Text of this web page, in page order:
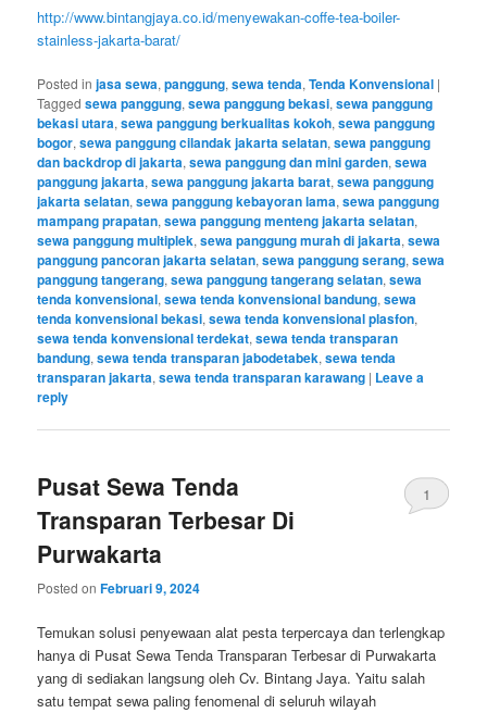
http://www.bintangjaya.co.id/menyewakan-coffe-tea-boiler-
stainless-jakarta-barat/
Posted in jasa sewa,panggung,sewa tenda,Tenda Konvensional |
Tagged sewa panggung,sewa panggung bekasi,sewa panggung
bekasi utara,sewa panggung berkualitas kokoh,sewa panggung
bogor,sewa panggung cilandak jakarta selatan,sewa panggung
dan backdrop di jakarta,sewa panggung dan mini garden,sewa
panggung jakarta,sewa panggung jakarta barat,sewa panggung
jakarta selatan,sewa panggung kebayoran lama,sewa panggung
mampang prapatan,sewa panggung menteng jakarta selatan,
sewa panggung multiplek,sewa panggung murah di jakarta,sewa
panggung pancoran jakarta selatan,sewa panggung serang,sewa
panggung tangerang,sewa panggung tangerang selatan,sewa
tenda konvensional,sewa tenda konvensional bandung,sewa
tenda konvensional bekasi,sewa tenda konvensional plasfon,
sewa tenda konvensional terdekat,sewa tenda transparan
bandung,sewa tenda transparan jabodetabek,sewa tenda
transparan jakarta,sewa tenda transparan karawang | Leave a
reply
Pusat Sewa Tenda
Transparan Terbesar Di
Purwakarta
Posted onFebruari 9, 2024
1
Temukan solusi penyewaan alat pesta terpercaya dan terlengkap
hanya di Pusat Sewa Tenda Transparan Terbesar di Purwakarta
yang di sediakan langsung oleh Cv. Bintang Jaya. Yaitu salah
satu tempat sewa paling fenomenal di seluruh wilayah